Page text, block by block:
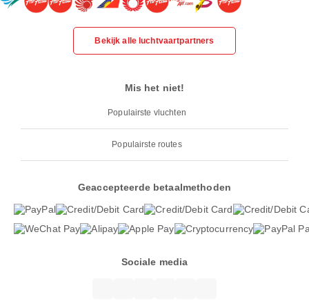
Bekijk alle luchtvaartpartners
Mis het niet!
Populairste vluchten
Populairste routes
Geaccepteerde betaalmethoden
Sociale media